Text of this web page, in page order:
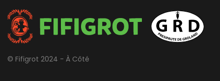
© Fifigrot 2024 - À Côté